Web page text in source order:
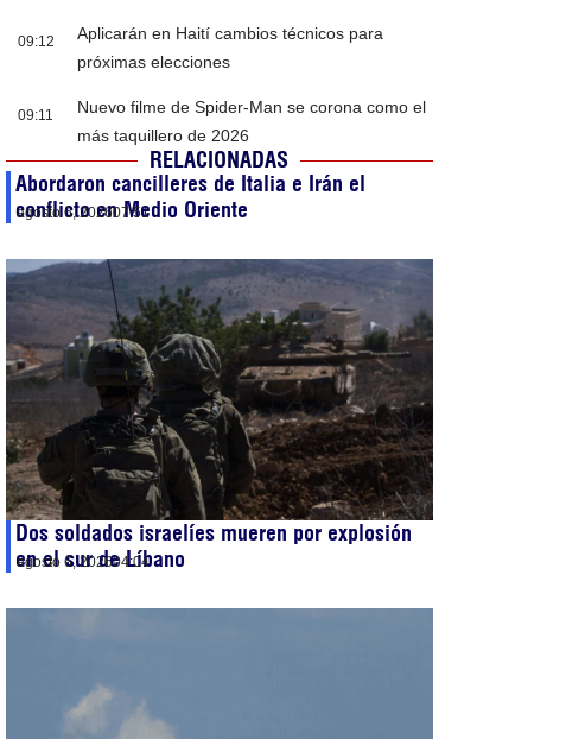
09:12
Aplicarán en Haití cambios técnicos para
próximas elecciones
09:11
Nuevo filme de Spider-Man se corona como el
más taquillero de 2026
RELACIONADAS
Abordaron cancilleres de Italia e Irán el
conflicto en Medio Oriente
agosto 6, 202607:51
Dos soldados israelíes mueren por explosión
en el sur de Líbano
agosto 6, 202604:04